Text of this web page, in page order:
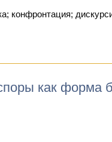
конфронтация;
как